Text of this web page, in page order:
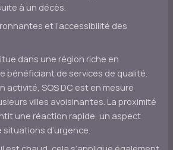
à un décès.
et l’accessibilité des
dans une région riche en
bénéficiant de services de qualité.
activité, SOS DC est en mesure
villes avoisinantes. La proximité
une réaction rapide, un aspect
d’urgence.